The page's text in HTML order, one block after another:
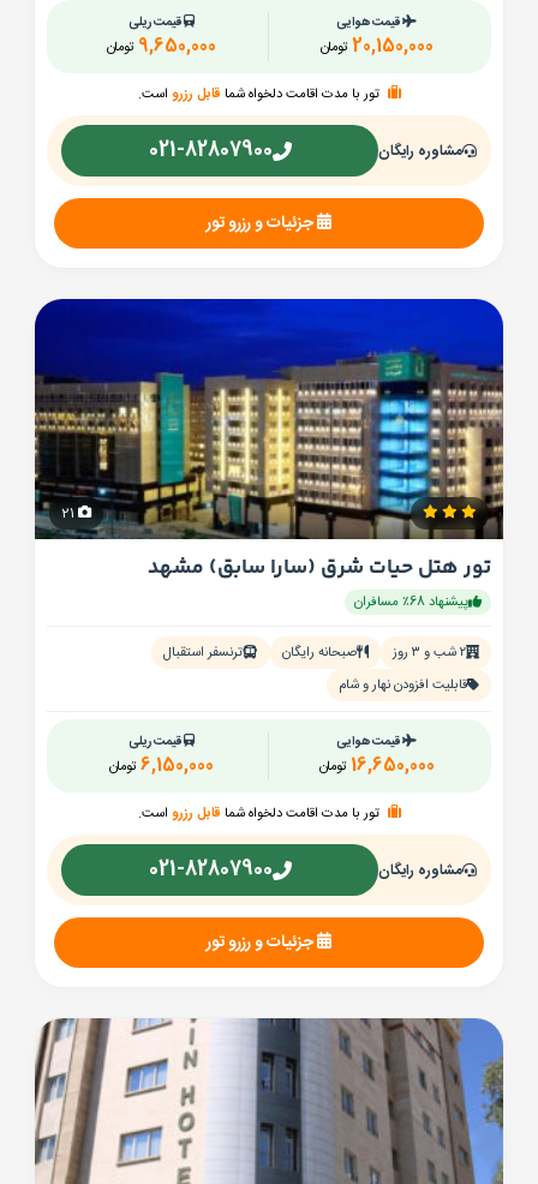
قیمت هوایی
تومان 20,150,000
قیمت ریلی
تومان 9,650,000
تور با مدت اقامت دلخواه شما قابل رزرو است.
مشاوره رایگان 021-82807900
جزئیات و رزرو تور
تور هتل حیات شرق (سارا سابق) مشهد
پیشنهاد 68٪ مسافران
۲ شب و ۳ روز صبحانه رایگان
ترنسفر استقبال
قابلیت افزودن نهار و شام
قیمت هوایی
تومان 16,650,000
قیمت ریلی
تومان 6,150,000
تور با مدت اقامت دلخواه شما قابل رزرو است.
مشاوره رایگان 021-82807900
جزئیات و رزرو تور